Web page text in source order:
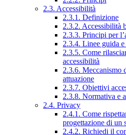
2.3. Accessibilità
2.3.1. Definizione
2.3.2. Accessibilità
2.3.3. Principi per
2.3.4. Linee guida
2.3.5. Come
accessibilità
2.3.6. Meccanismo
attuazione
2.3.7. Obiettivi
2.3.8. Normativa e
2.4. Privacy
2.4.1. Come
progettazione di un
2.4.2. Richiedi il